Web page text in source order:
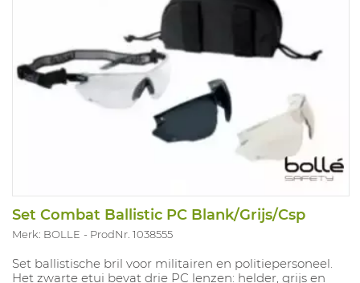
Set Combat Ballistic PC Blank/Grijs/Csp
Merk: BOLLE ProdNr. 1038555
Set ballistische bril voor militairen en politiepersoneel.
Het zwarte etui bevat drie PC lenzen: helder, grijs en